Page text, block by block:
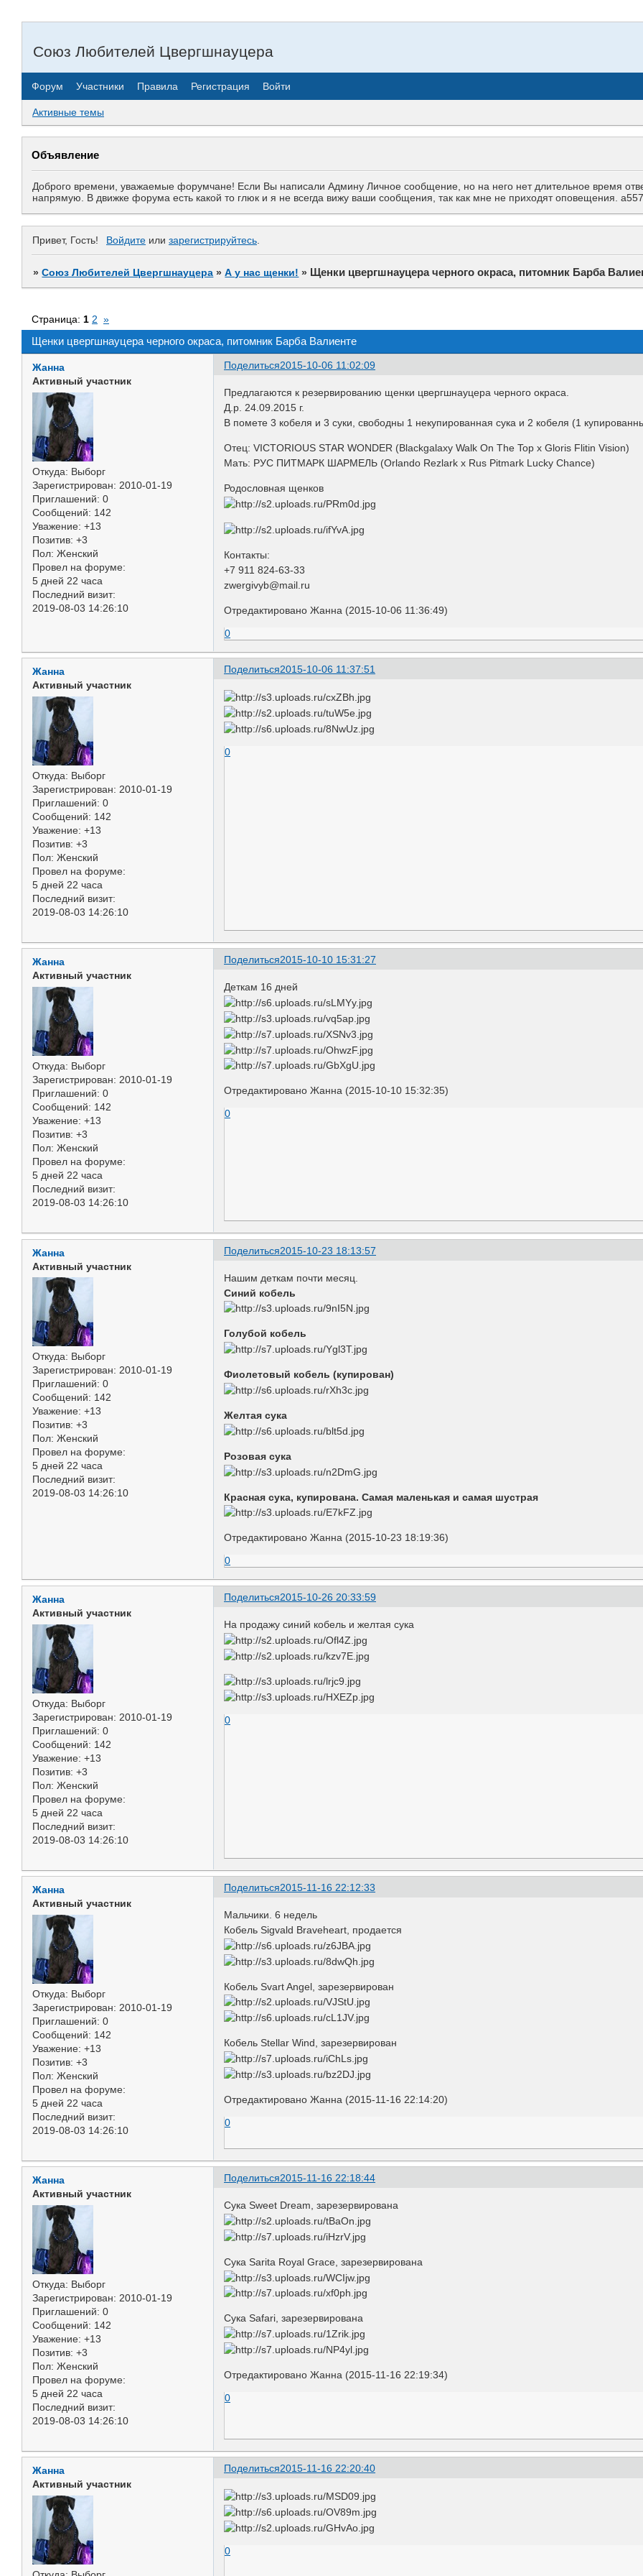
Союз Любителей Цвергшнауцера
Форум Участники Правила Регистрация Войти
Активные темы
Объявление
Доброго времени, уважаемые форумчане! Если Вы написали Админу Личное сообщение, но на него нет длительное время
напрямую. В движке форума есть какой то глюк и я не всегда вижу ваши сообщения, так как мне не приходят оповещения.
Привет, Гость! Войдите или зарегистрируйтесь.
»Союз Любителей Цвергшнауцера »А у нас щенки! » Щенки цвергшнауцера черного окраса, питомник Барба
Щенки цвергшнауцера черного окраса, питомник Барба Валиенте
Страница: 1 2 »
Поделиться2015-10-06 11:02:09
Жанна
Активный участник
Откуда: Выборг
Зарегистрирован: 2010-01-19
Приглашений: 0
Сообщений: 142
Уважение: +13
Позитив: +3
Пол: Женский
Провел на форуме:
5 дней 22 часа
Последний визит:
2019-08-03 14:26:10
Предлагаются к резервированию щенки цвергшнауцера черного окраса.
Д.р. 24.09.2015 г.
В помете 3 кобеля и 3 суки, свободны 1 некупированная сука и 2 кобеля (1
Отец: VICTORIOUS STAR WONDER (Blackgalaxy Walk On The Top x Gloris Flitin Vision)
Мать: РУС ПИТМАРК ШАРМЕЛЬ (Orlando Rezlark x Rus Pitmark Lucky Chance)
Родословная щенков
Контакты:
+7 911 824-63-33
zwergivyb@mail.ru
Отредактировано Жанна (2015-10-06 11:36:49)
0
Поделиться2015-10-06 11:37:51
Жанна
Активный участник
Откуда: Выборг
Зарегистрирован: 2010-01-19
Приглашений: 0
Сообщений: 142
Уважение: +13
Позитив: +3
Пол: Женский
Провел на форуме:
5 дней 22 часа
Последний визит:
2019-08-03 14:26:10
0
Поделиться2015-10-10 15:31:27
Жанна
Активный участник
Откуда: Выборг
Зарегистрирован: 2010-01-19
Приглашений: 0
Сообщений: 142
Уважение: +13
Позитив: +3
Пол: Женский
Провел на форуме:
5 дней 22 часа
Последний визит:
2019-08-03 14:26:10
Деткам 16 дней
Отредактировано Жанна (2015-10-10 15:32:35)
0
Поделиться2015-10-23 18:13:57
Жанна
Активный участник
Откуда: Выборг
Зарегистрирован: 2010-01-19
Приглашений: 0
Сообщений: 142
Уважение: +13
Позитив: +3
Пол: Женский
Провел на форуме:
5 дней 22 часа
Последний визит:
2019-08-03 14:26:10
Нашим деткам почти месяц.
Синий кобель
Голубой кобель
Фиолетовый кобель (купирован)
Желтая сука
Розовая сука
Красная сука, купирована. Самая маленькая и самая шустрая
Отредактировано Жанна (2015-10-23 18:19:36)
0
Поделиться2015-10-26 20:33:59
Жанна
Активный участник
Откуда: Выборг
Зарегистрирован: 2010-01-19
Приглашений: 0
Сообщений: 142
Уважение: +13
Позитив: +3
Пол: Женский
Провел на форуме:
5 дней 22 часа
Последний визит:
2019-08-03 14:26:10
На продажу синий кобель и желтая сука
0
Поделиться2015-11-16 22:12:33
Жанна
Активный участник
Откуда: Выборг
Зарегистрирован: 2010-01-19
Приглашений: 0
Сообщений: 142
Уважение: +13
Позитив: +3
Пол: Женский
Провел на форуме:
5 дней 22 часа
Последний визит:
2019-08-03 14:26:10
Мальчики. 6 недель
Кобель Sigvald Braveheart, продается
Кобель Svart Angel, зарезервирован
Кобель Stellar Wind, зарезервирован
Отредактировано Жанна (2015-11-16 22:14:20)
0
Поделиться2015-11-16 22:18:44
Жанна
Активный участник
Откуда: Выборг
Зарегистрирован: 2010-01-19
Приглашений: 0
Сообщений: 142
Уважение: +13
Позитив: +3
Пол: Женский
Провел на форуме:
5 дней 22 часа
Последний визит:
2019-08-03 14:26:10
Сука Sweet Dream, зарезервирована
Сука Sarita Royal Grace, зарезервирована
Сука Safari, зарезервирована
Отредактировано Жанна (2015-11-16 22:19:34)
0
Поделиться2015-11-16 22:20:40
Жанна
Активный участник
0